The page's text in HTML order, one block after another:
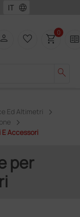
language
search
person favorite_border shopping_cart0 two_pager
Ed Altimetri
E Accessori
per